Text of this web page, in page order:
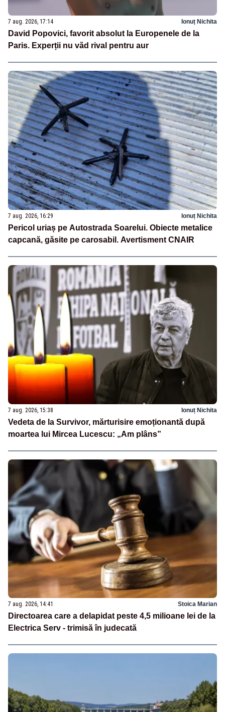
7 aug. 2026, 17:14 Ionuț Nichita
David Popovici, favorit absolut la Europenele de la
Paris. Experții nu văd rival pentru aur
7 aug. 2026, 16:29 Ionuț Nichita
Pericol uriaș pe Autostrada Soarelui. Obiecte metalice
capcană, găsite pe carosabil. Avertisment CNAIR
7 aug. 2026, 15:38 Ionuț Nichita
Vedeta de la Survivor, mărturisire emoționantă după
moartea lui Mircea Lucescu: „Am plâns”
7 aug. 2026, 14:41 Stoica Marian
Directoarea care a delapidat peste 4,5 milioane lei de la
Electrica Serv - trimisă în judecată